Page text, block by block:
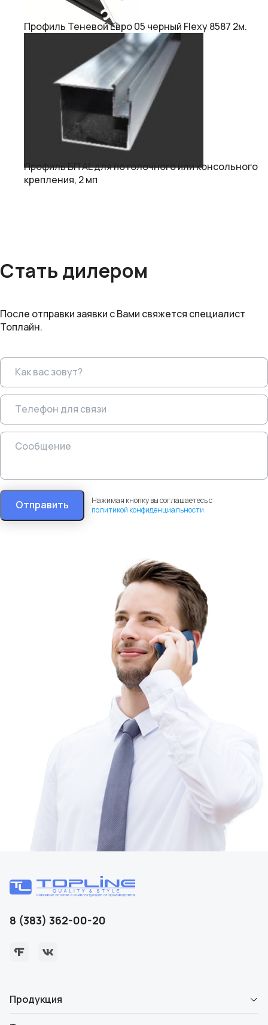
Профиль Теневой Евро 05 черный Flexy 8587 2м.
Профиль БП AL для потолочного или консольного
крепления, 2 мп
Стать дилером
После отправки заявки с Вами свяжется специалист
Топлайн.
Отправить
Нажимая кнопку вы соглашаетесь с
политикой конфиденциальности
8 (383) 362-00-20
Продукция